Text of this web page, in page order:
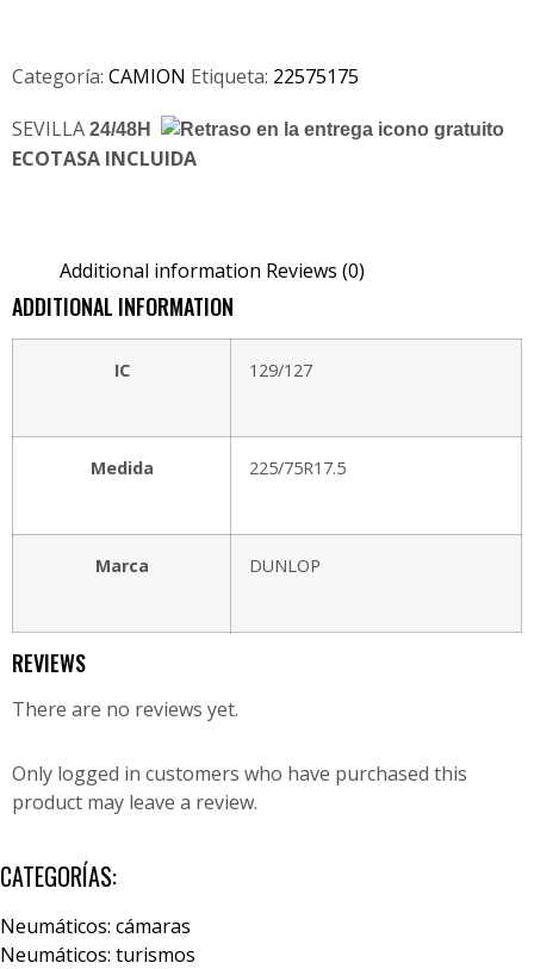
Categoría: CAMION Etiqueta: 22575175
SEVILLA 24/48H
ECOTASA INCLUIDA
Additional information Reviews (0)
ADDITIONAL INFORMATION
IC 129/127
Medida 225/75R17.5
Marca DUNLOP
REVIEWS
There are no reviews yet.
Only logged in customers who have purchased this
product may leave a review.
CATEGORÍAS:
Neumáticos: cámaras
Neumáticos: turismos